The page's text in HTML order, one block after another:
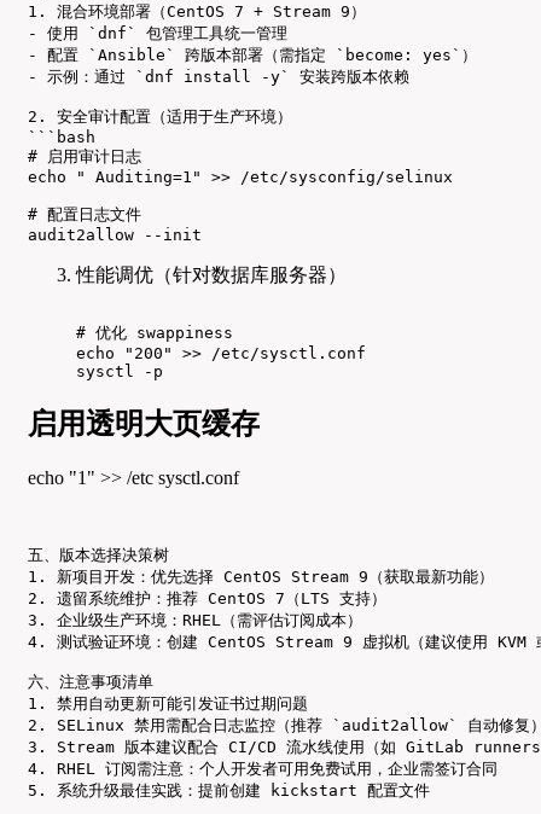
1. 混合环境部署（CentOS 7 + Stream 9）
- 使用 `dnf` 包管理工具统一管理
- 配置 `Ansible` 跨版本部署（需指定 `become: yes`）
- 示例：通过 `dnf install -y` 安装跨版本依赖
2. 安全审计配置（适用于生产环境）
```bash
# 启用审计日志
echo " Auditing=1" >> /etc/sysconfig/selinux
# 配置日志文件
audit2allow --init
性能调优（针对数据库服务器）
# 优化 swappiness
echo "200" >> /etc/sysctl.conf
sysctl -p
启用透明大页缓存
echo "1" >> /etc sysctl.conf
五、版本选择决策树
1. 新项目开发：优先选择 CentOS Stream 9（获取最新功能）
2. 遗留系统维护：推荐 CentOS 7（LTS 支持）
3. 企业级生产环境：RHEL（需评估订阅成本）
4. 测试验证环境：创建 CentOS Stream 9 虚拟机（建议使用 KVM
六、注意事项清单
1. 禁用自动更新可能引发证书过期问题
2. SELinux 禁用需配合日志监控（推荐 `audit2allow` 自动修复
3. Stream 版本建议配合 CI/CD 流水线使用（如 GitLab
4. RHEL 订阅需注意：个人开发者可用免费试用，企业需签订合同
5. 系统升级最佳实践：提前创建 kickstart 配置文件